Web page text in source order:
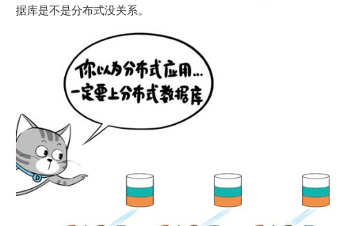
据库是不是分布式没关系。